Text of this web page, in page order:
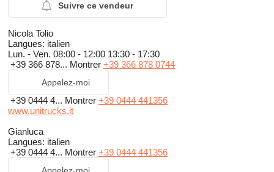
Suivre ce vendeur
Nicola Tolio
Langues: italien
Lun. - Ven. 08:00 - 12:00 13:30 - 17:30
+39 366 878... Montrer +39 366 878 0744
Appelez-moi
+39 0444 4... Montrer +39 0444 441356
www.unitrucks.it
Gianluca
Langues: italien
+39 0444 4... Montrer +39 0444 441356